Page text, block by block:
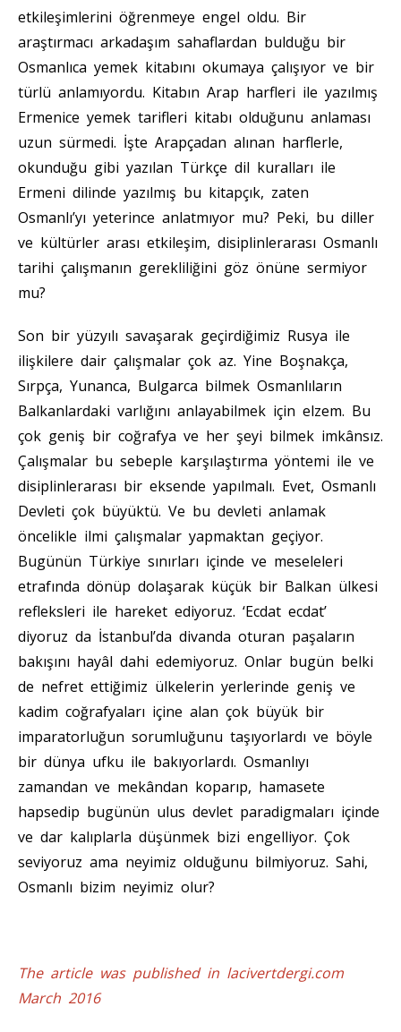
etkileşimlerini öğrenmeye engel oldu. Bir
araştırmacı arkadaşım sahaflardan bulduğu bir
Osmanlıca yemek kitabını okumaya çalışıyor ve bir
türlü anlamıyordu. Kitabın Arap harfleri ile yazılmış
Ermenice yemek tarifleri kitabı olduğunu anlaması
uzun sürmedi. İşte Arapçadan alınan harflerle,
okunduğu gibi yazılan Türkçe dil kuralları ile
Ermeni dilinde yazılmış bu kitapçık, zaten
Osmanlı’yı yeterince anlatmıyor mu? Peki, bu diller
ve kültürler arası etkileşim, disiplinlerarası Osmanlı
tarihi çalışmanın gerekliliğini göz önüne sermiyor
mu?
Son bir yüzyılı savaşarak geçirdiğimiz Rusya ile
ilişkilere dair çalışmalar çok az. Yine Boşnakça,
Sırpça, Yunanca, Bulgarca bilmek Osmanlıların
Balkanlardaki varlığını anlayabilmek için elzem. Bu
çok geniş bir coğrafya ve her şeyi bilmek imkânsız.
Çalışmalar bu sebeple karşılaştırma yöntemi ile ve
disiplinlerarası bir eksende yapılmalı. Evet, Osmanlı
Devleti çok büyüktü. Ve bu devleti anlamak
öncelikle ilmi çalışmalar yapmaktan geçiyor.
Bugünün Türkiye sınırları içinde ve meseleleri
etrafında dönüp dolaşarak küçük bir Balkan ülkesi
refleksleri ile hareket ediyoruz. ‘Ecdat ecdat’
diyoruz da İstanbul’da divanda oturan paşaların
bakışını hayâl dahi edemiyoruz. Onlar bugün belki
de nefret ettiğimiz ülkelerin yerlerinde geniş ve
kadim coğrafyaları içine alan çok büyük bir
imparatorluğun sorumluğunu taşıyorlardı ve böyle
bir dünya ufku ile bakıyorlardı. Osmanlıyı
zamandan ve mekândan koparıp, hamasete
hapsedip bugünün ulus devlet paradigmaları içinde
ve dar kalıplarla düşünmek bizi engelliyor. Çok
seviyoruz ama neyimiz olduğunu bilmiyoruz. Sahi,
Osmanlı bizim neyimiz olur?
The article was published in lacivertdergi.com
March 2016